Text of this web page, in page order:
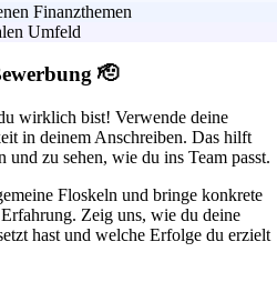
Finanzthemen
Umfeld
🫡
wirklich bist! Verwende deine
in deinem Anschreiben. Das hilft
und zu sehen, wie du ins Team passt.
Floskeln und bringe konkrete
Zeig uns, wie du deine
hast und welche Erfolge du erzielt